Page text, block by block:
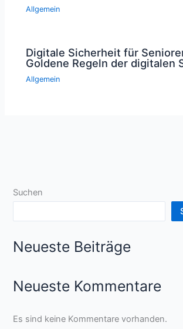
Allgemein
Digitale Sicherheit für
Goldene Regeln der digitalen
Allgemein
Suchen
Neueste Beiträge
Neueste Kommentare
Es sind keine Kommentare vorhanden.